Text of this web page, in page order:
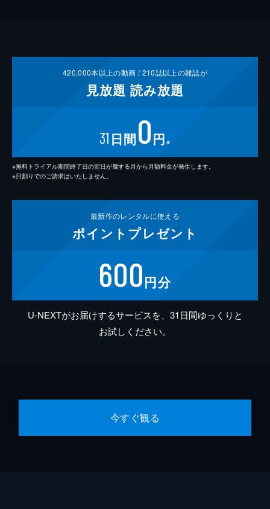
420,000本以上の動画 /210誌以上の雑誌が
見放題 読み放題
31 日間0円 ※
※無料トライアル期間終了日の翌日が属する月から月額料金が発生します。
※日割りでのご請求はいたしません。
最新作のレンタルに使える
ポイント プレゼント
600円分
U-NEXTがお届けするサービスを、31日間ゆっくりと
お試しください。
今すぐ観る